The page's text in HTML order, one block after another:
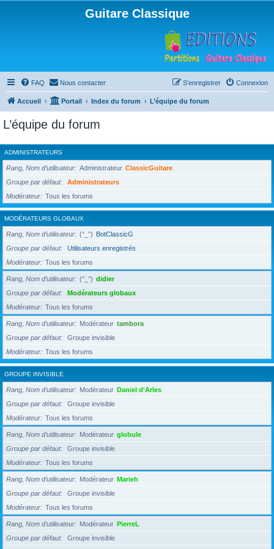
Guitare Classique
FAQ Nous contacter Connexion
S’enregistrer
Accueil Portail Index du forum L’équipe du forum
L’équipe du forum
ADMINISTRATEURS
Rang, Nom d’utilisateur Administrateur ClassicGuitare
Groupe par défaut
Administrateurs
Modérateur
Tous les forums
MODÉRATEURS GLOBAUX
Rang, Nom d’utilisateur (°_°) BotClassicG
Groupe par défaut
Utilisateurs enregistrés
Modérateur
Tous les forums
Rang, Nom d’utilisateur (°_°) didier
Groupe par défaut
Modérateurs globaux
Modérateur
Tous les forums
Rang, Nom d’utilisateur Modérateur tambora
Groupe par défaut
Groupe invisible
Modérateur
Tous les forums
GROUPE INVISIBLE
Rang, Nom d’utilisateur Modérateur Daniel d'Arles
Groupe par défaut
Groupe invisible
Modérateur
Tous les forums
Rang, Nom d’utilisateur Modérateur globule
Groupe par défaut
Groupe invisible
Modérateur
Tous les forums
Rang, Nom d’utilisateur Modérateur Marieh
Groupe par défaut
Groupe invisible
Modérateur
Tous les forums
Rang, Nom d’utilisateur Modérateur PierreL
Groupe par défaut
Groupe invisible